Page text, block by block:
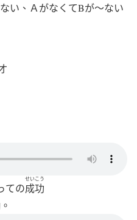
い、ＡがなくてBが〜ない
ての成功
せいこう